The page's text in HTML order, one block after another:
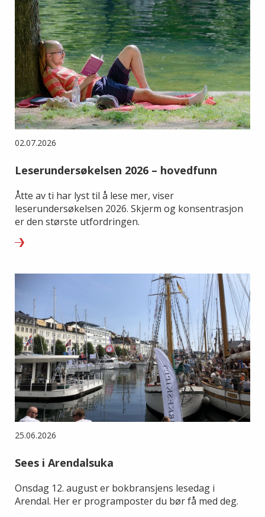
02.07.2026
Leserundersøkelsen 2026 – hovedfunn
Åtte av ti har lyst til å lese mer, viser
leserundersøkelsen 2026. Skjerm og konsentrasjon
er den største utfordringen.
25.06.2026
Sees i Arendalsuka
Onsdag 12. august er bokbransjens lesedag i
Arendal. Her er programposter du bør få med deg.